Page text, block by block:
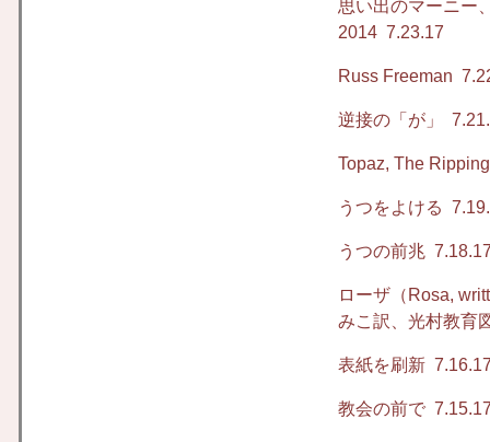
思い出のマーニー
2014 7.23.17
Russ Freeman
逆接の「が」
Topaz, The
うつをよける
うつの前兆
ローザ（Rosa,
みこ訳、光村教育
表紙を刷新
教会の前で